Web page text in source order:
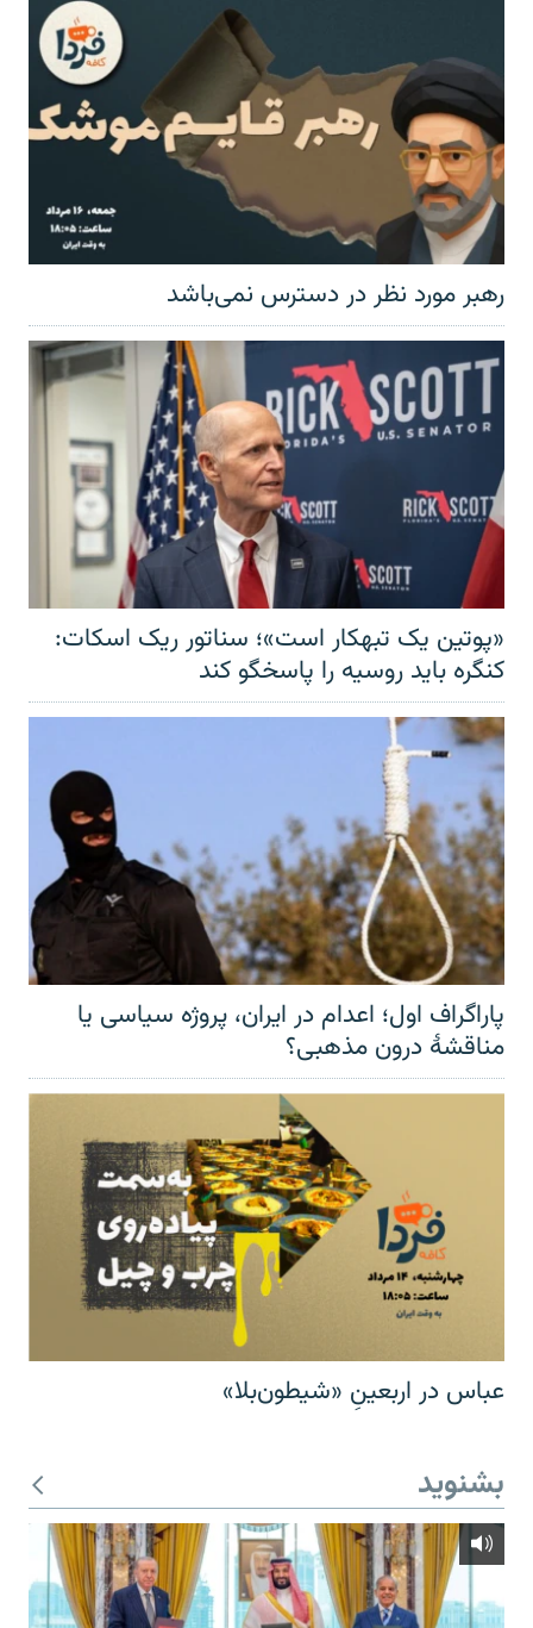
رهبر مورد نظر در دسترس نمی‌باشد
«پوتین یک تبهکار است»؛ سناتور ریک اسکات:
کنگره باید روسیه را پاسخگو کند
پاراگراف اول؛ اعدام در ایران، پروژه سیاسی یا
مناقشهٔ درون مذهبی؟
عباس در اربعینِ «شیطون‌بلا»
بشنوید